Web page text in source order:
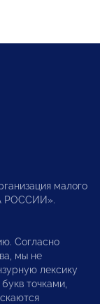
малого
РОССИИ».
Согласно
мы не
лексику
точками,